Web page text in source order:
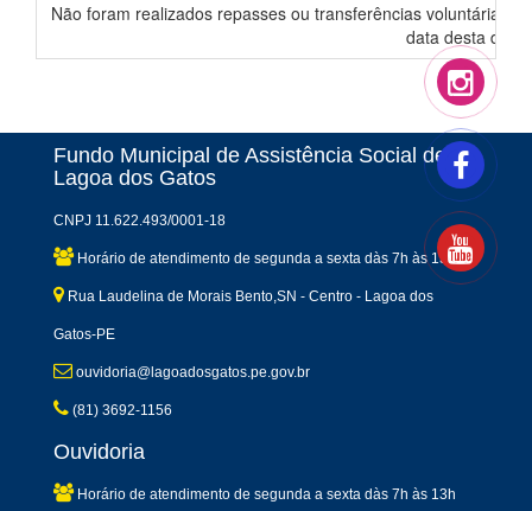
Não foram realizados repasses ou transferências voluntárias
data desta
Fundo Municipal de Assistência Social de
Lagoa dos Gatos
CNPJ 11.622.493/0001-18
Horário de atendimento de segunda a sexta dàs 7h às 13h
Rua Laudelina de Morais Bento,SN - Centro - Lagoa dos
Gatos-PE
ouvidoria@lagoadosgatos.pe.gov.br
(81) 3692-1156
Ouvidoria
Horário de atendimento de segunda a sexta dàs 7h às 13h